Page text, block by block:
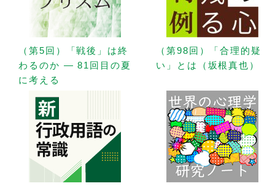
（第5回）「戦後」は終
わるのか — 81回目の夏
に考える
（第98回）「合理的疑
い」とは（坂根真也）